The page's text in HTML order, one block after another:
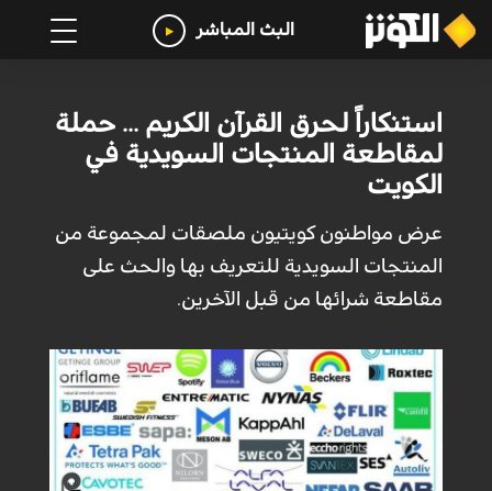
البث المباشر
استنكاراً لحرق القرآن الكريم ... حملة
لمقاطعة المنتجات السويدية في
الكويت
عرض مواطنون كويتيون ملصقات لمجموعة من
المنتجات السويدية للتعريف بها والحث على
مقاطعة شرائها من قبل الآخرين.